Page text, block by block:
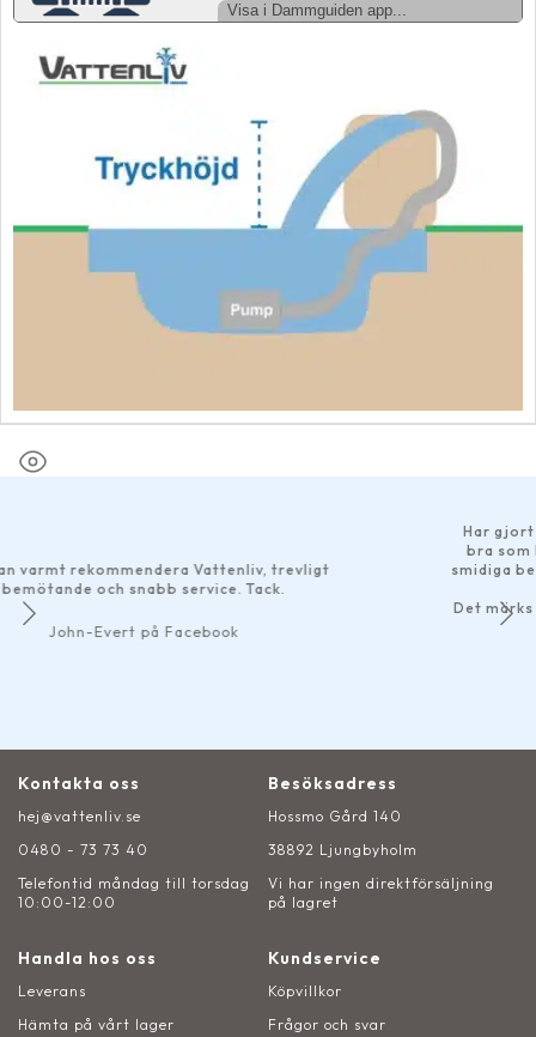
Vattenliv, trevligt
service. Tack.
Har gjort ett par
bra som helst. Bra
smidiga betalningsalternativ
Det märks att de som driver
service rakt
Kontakta oss
hej@vattenliv.se
0480 - 73 73 40
Telefontid måndag till torsdag
10:00-12:00
Besöksadress
Hossmo Gård 140
38892 Ljungbyholm
Vi har ingen direktförsäljning
på lagret
Handla hos oss
Leverans
Hämta på vårt lager
Kundservice
Köpvillkor
Frågor och svar